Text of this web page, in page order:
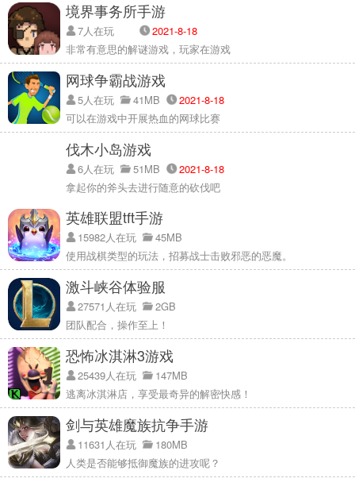
境界事务所手游
7人在玩
2021-8-18
非常有意思的解谜游戏，玩家在游戏
网球争霸战游戏
5人在玩 41MB
2021-8-18
可以在游戏中开展热血的网球比赛
伐木小岛游戏
6人在玩 51MB
2021-8-18
拿起你的斧头去进行随意的砍伐吧
英雄联盟tft手游
15982人在玩
45MB
使用战棋类型的玩法，招募战士击败邪恶的恶魔。
激斗峡谷体验服
27571人在玩
2GB
团队配合，操作至上！
恐怖冰淇淋3游戏
25439人在玩
147MB
逃离冰淇淋店，享受最奇异的解密快感！
剑与英雄魔族抗争手游
11631人在玩
180MB
人类是否能够抵御魔族的进攻呢？